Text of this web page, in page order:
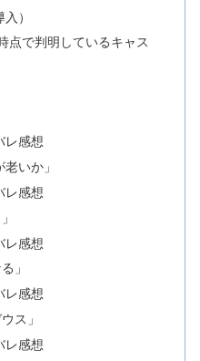
）
点で判明しているキャス
レ感想
いか」
レ感想
レ感想
」
レ感想
ス」
レ感想